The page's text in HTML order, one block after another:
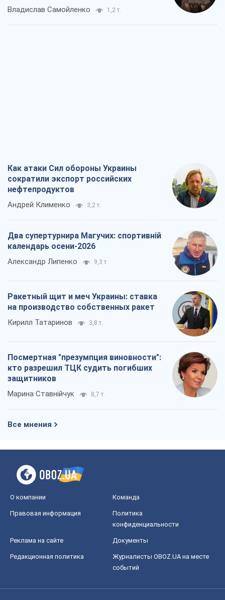
Владислав Самойленко 1,2 т.
Как атаки Сил обороны Украины
сократили экспорт российских
нефтепродуктов
Андрей Клименко 3,2 т.
Два супертурнира Магучих: спортивній
календарь осени-2026
Александр Липенко 9,3 т.
Ракетный щит и меч Украины: ставка
на производство собственных ракет
Кирилл Татаринов 3,8 т.
Посмертная "презумпция виновности":
кто разрешил ТЦК судить погибших
защитников
Марина Ставнійчук 8,7 т.
Все мнения
О компании Команда
Правовая информация
Политика
конфиденциальности
Реклама на сайте Документы
Редакционная политика
Журналисты OBOZ.UA на месте
событий